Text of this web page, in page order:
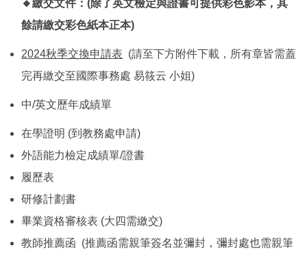
🔸繳交文件：(除了英文檢定與證書可提供彩色影本，其
餘請繳交彩色紙本正本)
2024秋季交換申請表 (請至下方附件下載，所有章皆需蓋
完再繳交至國際事務處 易筱云 小姐)
中/英文歷年成績單
在學證明 (到教務處申請)
外語能力檢定成績單/證書
履歷表
研修計劃書
畢業資格審核表 (大四需繳交)
教師推薦函 (推薦函需親筆簽名並彌封，彌封處也需親筆